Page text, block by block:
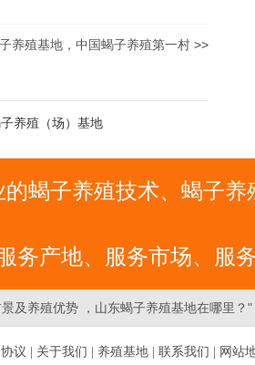
养殖基地，中国蝎子养殖第一村 >>
养殖（场）基地
蝎子养殖技术、蝎子
产地、服务市场、服
及养殖优势 ，山东蝎子养殖基地在哪里？"
协议 | 关于我们 | 养殖基地 | 联系我们 | 网站